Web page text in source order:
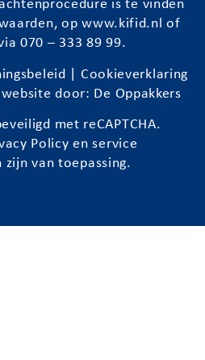
is te vinden
opwww.kifid.nl of
070 – 333 89 99.
Cookieverklaring
door: De Oppakkers
met reCAPTCHA.
Policy enservice
zijn van toepassing.